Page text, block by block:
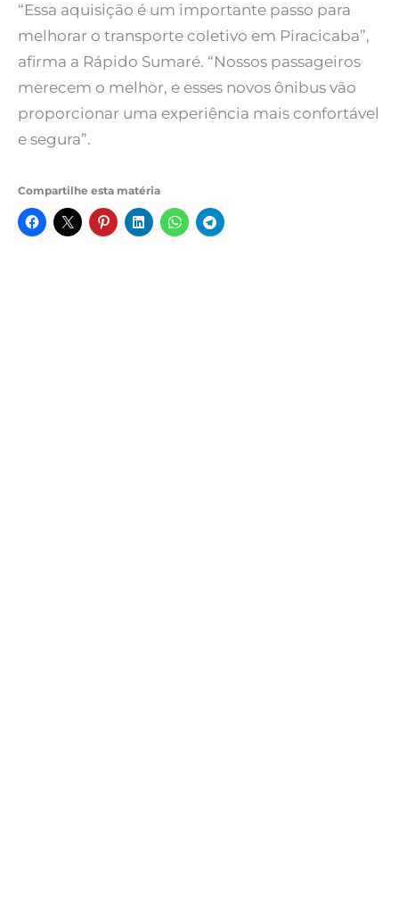
“Essa aquisição é um importante passo para
melhorar o transporte coletivo em Piracicaba”,
afirma a Rápido Sumaré. “Nossos passageiros
merecem o melhor, e esses novos ônibus vão
proporcionar uma experiência mais confortável
e segura”.
Compartilhe esta matéria